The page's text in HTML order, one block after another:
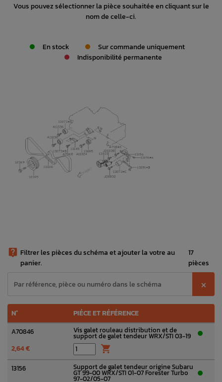
Vous pouvez sélectionner la pièce souhaitée en cliquant sur le
nom de celle-ci.
En stock
Sur commande uniquement
Indisponibilité permanente
 Filtrer les pièces du schéma et ajouter la votre au
panier.
17
pièces
⨉
N° PIÉCE ET RÉFÉRENCE
A70846 Vis galet rouleau distribution et de
support de galet tendeur WRX/STI 03-19
2,64 € 
13156 Support de galet tendeur origine Subaru
GT 99-00 WRX/STI 01-07 Forester Turbo
97-02/05-07